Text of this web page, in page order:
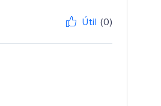
Útil (0)